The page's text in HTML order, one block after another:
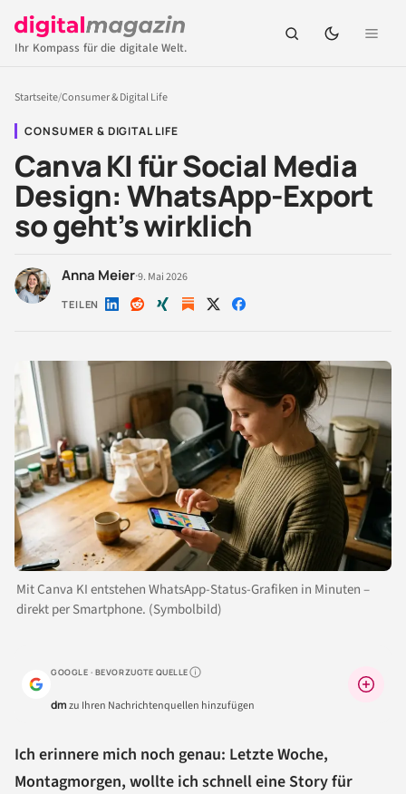
Ihr Kompass für die digitale Welt.
Startseite/Consumer & Digital Life
CONSUMER & DIGITAL LIFE
Canva KI für Social Media
Design: WhatsApp-Export
so geht’s wirklich
Anna Meier·9. Mai 2026
TEILEN Auf Auf Auf Auf Auf
Mit Canva KI entstehen WhatsApp-Status-Grafiken in Minuten –
direkt per Smartphone. (Symbolbild)
GOOGLE · BEVORZUGTE QUELLEWarum lohnt sich das?
dmzu Ihren Nachrichtenquellen hinzufügen
Ich erinnere mich noch genau: Letzte Woche,
Montagmorgen, wollte ich schnell eine Story für